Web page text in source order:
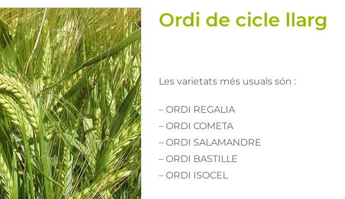
Ordi de cicle llarg
Les varietats més usuals són :
– ORDI REGALIA
– ORDI COMETA
– ORDI SALAMANDRE
– ORDI BASTILLE
– ORDI ISOCEL